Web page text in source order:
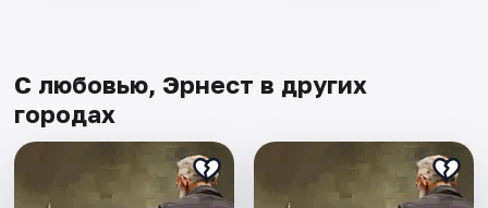
С любовью, Эрнест в других
городах